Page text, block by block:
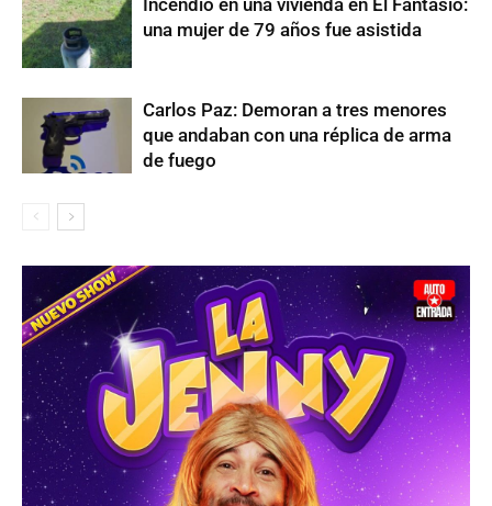
una mujer de 79 años fue asistida
Carlos Paz: Demoran a tres menores
que andaban con una réplica de arma
de fuego